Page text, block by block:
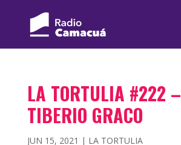
LA TORTULIA #222 –
TIBERIO GRACO
JUN 15, 2021 | LA TORTULIA